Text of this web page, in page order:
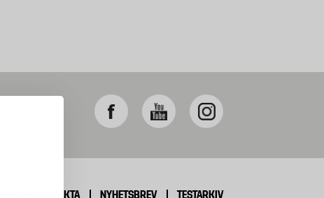
OM TESTFAKTA NYHETSBREV TESTARKIV